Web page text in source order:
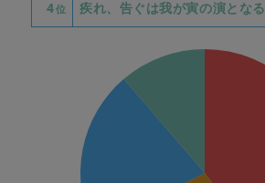
4位 疾れ、告ぐは我が寅の演となる